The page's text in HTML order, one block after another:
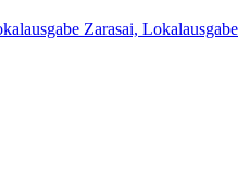
Zarasai, Lokalausgabe